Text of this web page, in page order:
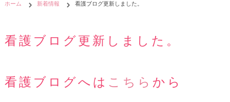
ホーム 新着情報 看護ブログ更新しました。
看護ブログ更新しました。
看護ブログへは こちら から